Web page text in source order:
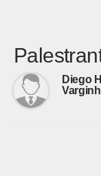
Diego